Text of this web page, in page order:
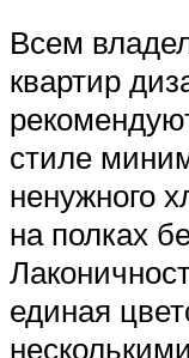
Всем
квартир
стиле
ненужного
на полках
единая